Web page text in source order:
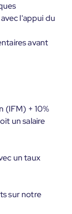
l'appui du
avant
(IFM) + 10%
un salaire
un taux
sur notre